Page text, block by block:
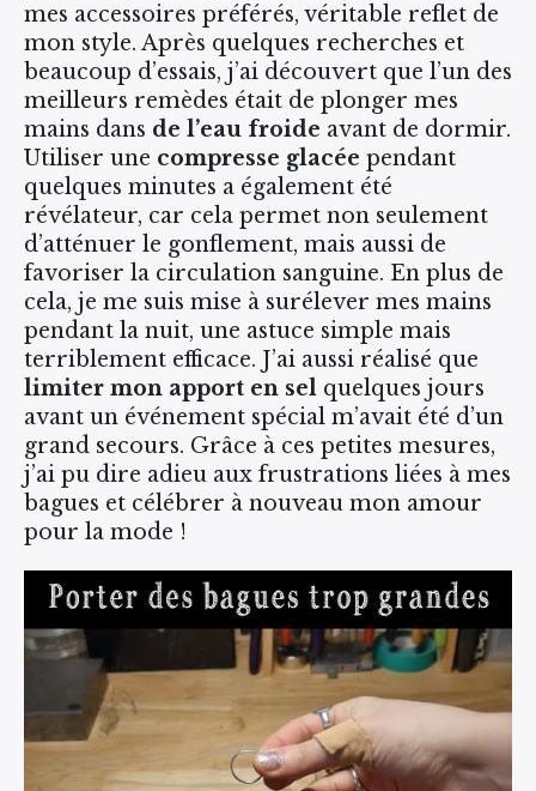
mes accessoires préférés, véritable reflet de
mon style. Après quelques recherches et
beaucoup d’essais, j’ai découvert que l’un des
meilleurs remèdes était de plonger mes
mains dans de l’eau froide avant de dormir.
Utiliser une compresse glacée pendant
quelques minutes a également été
révélateur, car cela permet non seulement
d’atténuer le gonflement, mais aussi de
favoriser la circulation sanguine. En plus de
cela, je me suis mise à surélever mes mains
pendant la nuit, une astuce simple mais
terriblement efficace. J’ai aussi réalisé que
limiter mon apport en sel quelques jours
avant un événement spécial m’avait été d’un
grand secours. Grâce à ces petites mesures,
j’ai pu dire adieu aux frustrations liées à mes
bagues et célébrer à nouveau mon amour
pour la mode !